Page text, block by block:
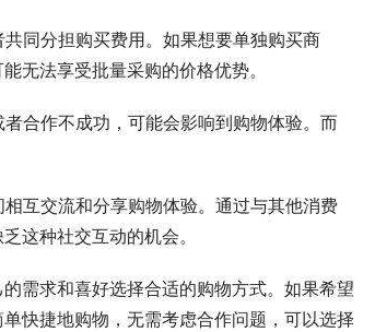
同分担购买费用。如果想要单独购买商
无法享受批量采购的价格优势。
合作不成功，可能会影响到购物体验。而
互交流和分享购物体验。通过与其他消费
这种社交互动的机会。
需求和喜好选择合适的购物方式。如果希望
快捷地购物，无需考虑合作问题，可以选择